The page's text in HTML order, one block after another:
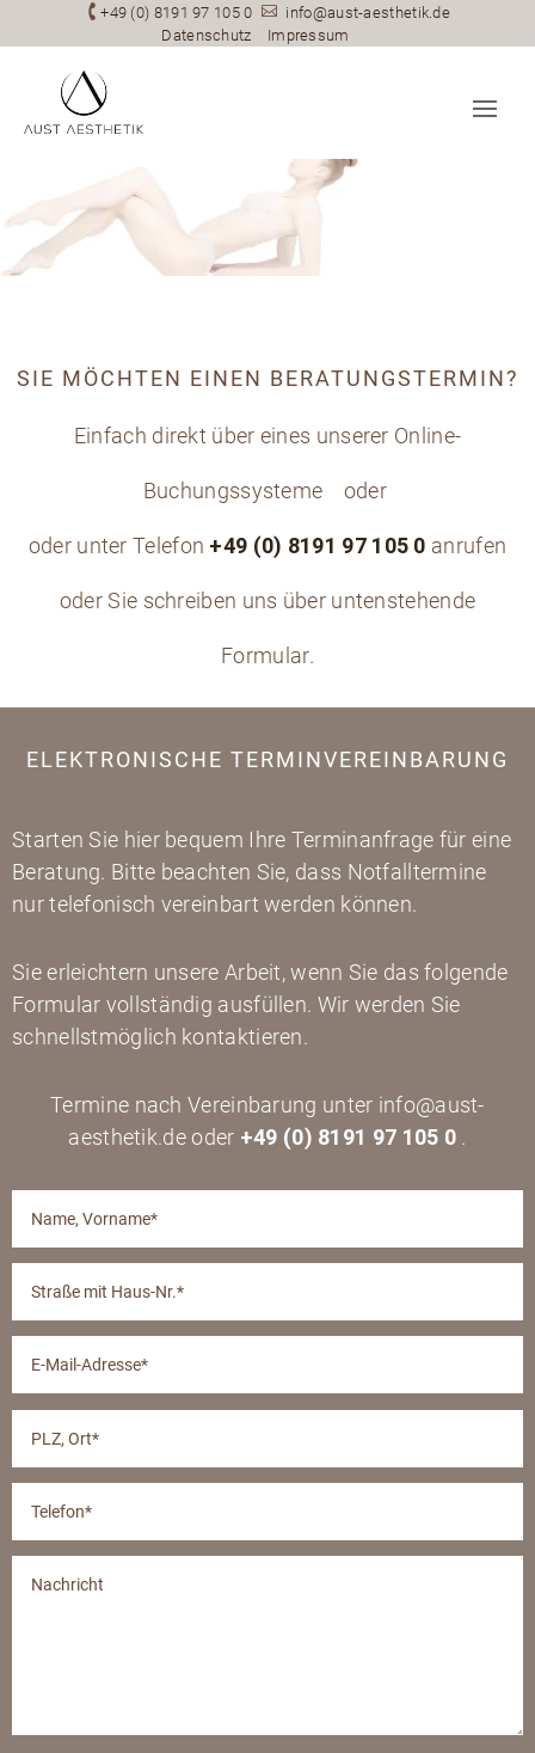
+49 (0) 8191 97 105 0  info@aust-aesthetik.de
Datenschutz
Impressum
SIE MÖCHTEN EINEN BERATUNGSTERMIN?
Einfach direkt über eines unserer Online-
Buchungssysteme oder
oder unter Telefon +49 (0) 8191 97 105 0 anrufen
oder Sie schreiben uns über untenstehende
Formular.
ELEKTRONISCHE TERMINVEREINBARUNG
Starten Sie hier bequem Ihre Terminanfrage für eine
Beratung. Bitte beachten Sie, dass Notfalltermine
nur telefonisch vereinbart werden können.
Sie erleichtern unsere Arbeit, wenn Sie das folgende
Formular vollständig ausfüllen. Wir werden Sie
schnellstmöglich kontaktieren.
Termine nach Vereinbarung unter info@aust-
aesthetik.de oder +49 (0) 8191 97 105 0 .